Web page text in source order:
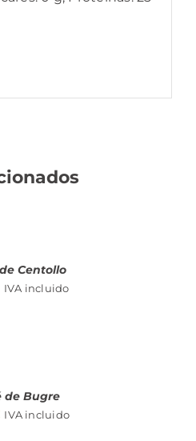
Centollo
IVA incluido
de Bugre
IVA incluido